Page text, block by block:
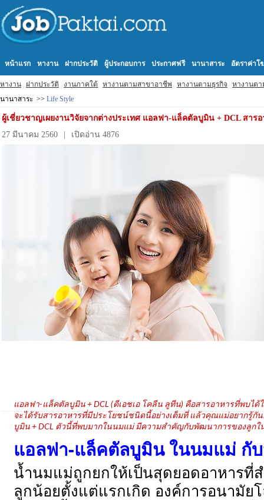
หางาน ฝากประวัติ งานภาคใต้ หางานตามสาขาอาชีพ หางานตามธุรกิจ หางานต
หน้าแรก หางาน ฝากประวัติ ผู้ประกอบการ ประกาศฟรี นานาสาระ อัตราค่า
นานาสาระ >> Life Style
ผู้เชี่ยวชาญเผยงานวิจัยจากต่างประเทศ แอลฟา-แล็คตัลบูมิน + DCL ส
27 มีนาคม 2560
เปิดอ่าน 4876
แอลฟา-แล็คตัลบูมิน + DCL (ดีเอชเอ โคลีน ลูทีน) คือสารอาหารที่พบไ
จะได้รับสารอาหารที่มีประโยชน์ชนิดนี้อย่างเต็มที่ แล้วคุณแม่อยากรู้กั
บูมิน + DCL ตัวนี้ที่พบมากในนมแม่ มีความสำคัญกับพัฒนาการของลูก
แอลฟา-แล็คตัลบูมิน ในนมแม่ กั
น้ำนมแม่ถูกยกให้เป็นสุดยอดอาหารที่
ลูกน้อยตั้งแต่แรกเกิด องค์การอนามัย